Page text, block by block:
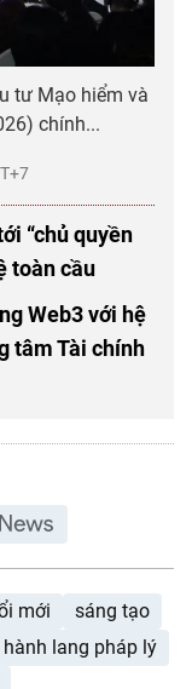
tư Mạo hiểm và
chính...
“chủ quyền
toàn cầu
Web3 với hệ
tâm Tài chính
mới
sáng tạo
hành lang pháp lý